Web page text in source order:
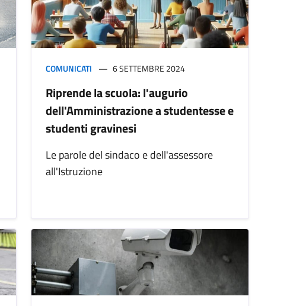
COMUNICATI 6 SETTEMBRE 2024
Riprende la scuola: l'augurio
dell'Amministrazione a studentesse e
studenti gravinesi
Le parole del sindaco e dell'assessore
all'Istruzione